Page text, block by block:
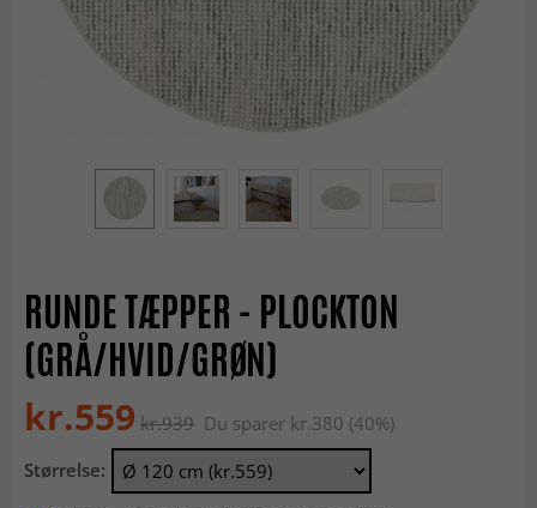
RUNDE TÆPPER - PLOCKTON
(GRÅ/HVID/GRØN)
kr.559 kr.939 Du sparer kr.380 (40%)
Størrelse: